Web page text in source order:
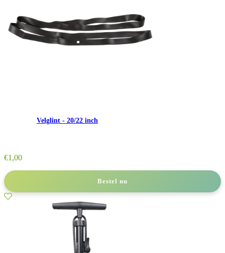
Velglint - 20/22 inch
€1,00
Bestel nu